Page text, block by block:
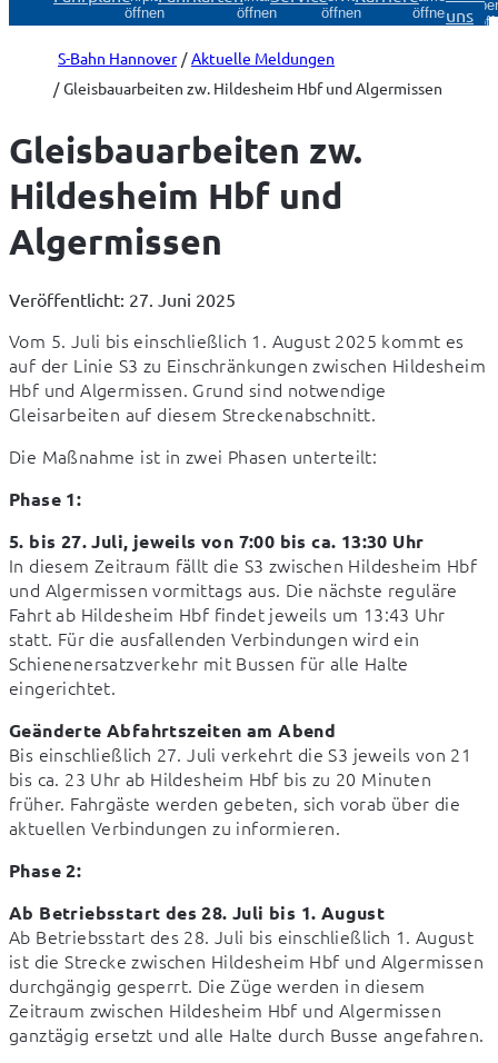
öffnen
öffnen
öffnen
öffnenuns
S-Bahn Hannover
Aktuelle Meldungen
Gleisbauarbeiten zw. Hildesheim Hbf und Algermissen
Gleisbauarbeiten zw.
Hildesheim Hbf und
Algermissen
Veröffentlicht: 27. Juni 2025
Vom 5. Juli bis einschließlich 1. August 2025 kommt es
auf der Linie S3 zu Einschränkungen zwischen Hildesheim
Hbf und Algermissen. Grund sind notwendige
Gleisarbeiten auf diesem Streckenabschnitt.
Die Maßnahme ist in zwei Phasen unterteilt:
Phase 1:
5. bis 27. Juli, jeweils von 7:00 bis ca. 13:30 Uhr
In diesem Zeitraum fällt die S3 zwischen Hildesheim Hbf
und Algermissen vormittags aus. Die nächste reguläre
Fahrt ab Hildesheim Hbf findet jeweils um 13:43 Uhr
statt. Für die ausfallenden Verbindungen wird ein
Schienenersatzverkehr mit Bussen für alle Halte
eingerichtet.
Geänderte Abfahrtszeiten am Abend
Bis einschließlich 27. Juli verkehrt die S3 jeweils von 21
bis ca. 23 Uhr ab Hildesheim Hbf bis zu 20 Minuten
früher. Fahrgäste werden gebeten, sich vorab über die
aktuellen Verbindungen zu informieren.
Phase 2:
Ab Betriebsstart des 28. Juli bis 1. August
Ab Betriebsstart des 28. Juli bis einschließlich 1. August
ist die Strecke zwischen Hildesheim Hbf und Algermissen
durchgängig gesperrt. Die Züge werden in diesem
Zeitraum zwischen Hildesheim Hbf und Algermissen
ganztägig ersetzt und alle Halte durch Busse angefahren.